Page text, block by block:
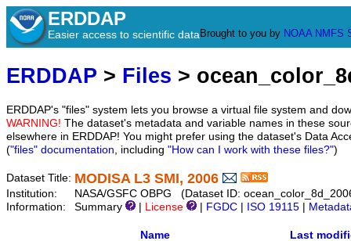
ERDDAP
Easier access to scientific data Brought to you by NOAA NMFS
ERDDAP > Files >
ERDDAP's "files" system lets you browse a virtual file system and
WARNING! The dataset's metadata and variable names in these
elsewhere in ERDDAP! You might prefer using the dataset's Data
("files" documentation, including "How can I work with these files?")
Dataset Title: MODISA L3 SMI, 2006
Institution:
NASA/GSFC OBPG (Dataset ID:
Information:
Summary License FGDC ISO 19115
Name Last